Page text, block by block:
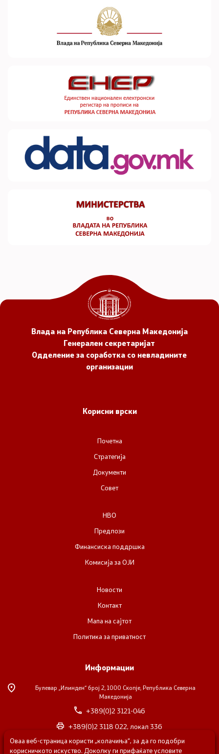
Влада на Република Северна Македонија
Генерален секретаријат
Одделение за соработка со невладините
организации
Корисни врски
Почетна
Стратегија
Документи
Совет
НВО
Предлози
Финансиска поддршка
Комисија за ОЈИ
Новости
Контакт
Мапа на сајтот
Политика за приватност
Информации
Булевар „Илинден“ број 2, 1000 Скопје, Република Северна
Македонија
+389(0)2 3121-046
+389(0)2 3118 022, локал 336
nvosorabotka@gs.gov.mk
Оваа веб-страница користи „колачиња“, за да го подобри
корисничкото искуство. Доколку ги прифаќате условите